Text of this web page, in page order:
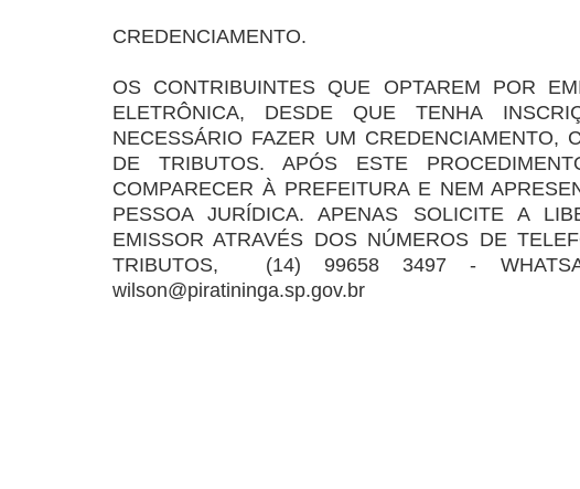
CREDENCIAMENTO.
OS CONTRIBUINTES QUE OPTAREM POR
ELETRÔNICA, DESDE QUE TENHA
NECESSÁRIO FAZER UM CREDENCIAMENTO,
DE TRIBUTOS. APÓS ESTE
COMPARECER À PREFEITURA E NEM
PESSOA JURÍDICA. APENAS SOLICITE A
EMISSOR ATRAVÉS DOS NÚMEROS DE
TRIBUTOS, (14) 99658 3497 -
wilson@piratininga.sp.gov.br